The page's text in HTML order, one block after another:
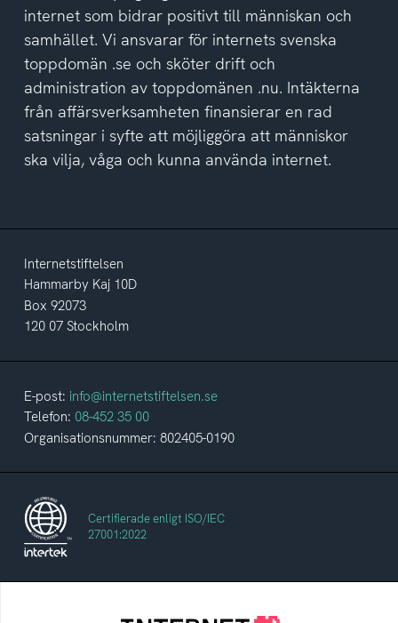
internet som bidrar positivt till människan och
samhället. Vi ansvarar för internets svenska
toppdomän .se och sköter drift och
administration av toppdomänen .nu. Intäkterna
från affärsverksamheten finansierar en rad
satsningar i syfte att möjliggöra att människor
ska vilja, våga och kunna använda internet.
Internetstiftelsen
Hammarby Kaj 10D
Box 92073
120 07 Stockholm
E-post: info@internetstiftelsen.se
Telefon: 08-452 35 00
Organisationsnummer: 802405-0190
Certifierade enligt ISO/IEC
27001:2022